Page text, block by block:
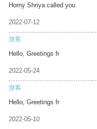
Horny Shriya called you
2022-07-12
游客
Hello, Greetings fr
2022-05-24
游客
Hello, Greetings fr
2022-05-10